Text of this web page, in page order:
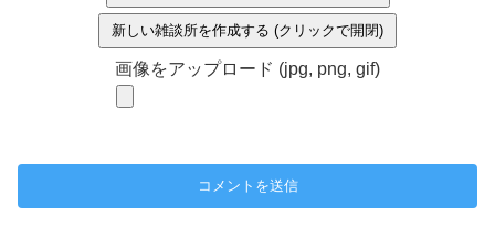
新しい雑談所を作成する (クリックで開閉)
画像をアップロード (jpg, png, gif)